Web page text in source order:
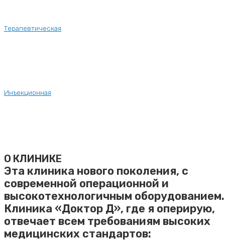
Терапевтическая
Инъекционная
О КЛИНИКЕ
Эта клиника нового поколения, с
современной операционной и
высокотехнологичным оборудованием.
Клиника «Доктор Д», где я оперирую,
отвечает всем требованиям высоких
медицинских стандартов: